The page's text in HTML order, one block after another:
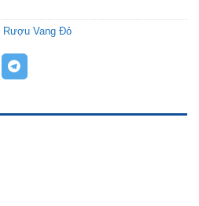
Rượu Vang Đỏ